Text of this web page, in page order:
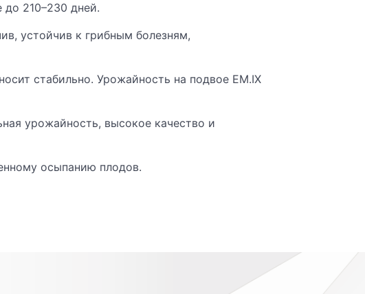
до 210–230 дней.
устойчив к грибным болезням,
стабильно. Урожайность на подвое EM.IX
урожайность, высокое качество и
осыпанию плодов.